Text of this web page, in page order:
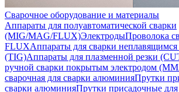
Сварочное оборудование и материалы
Аппараты для полуавтоматической сварки
(MIG/MAG/FLUX)ЭлектродыПроволока
FLUXАппараты для сварки неплавящимся
(TIG)Аппараты для плазменной резки
ручной сварки покрытым электродом
сварочная для сварки алюминияПрутки
сварки алюминияПрутки присадочные для